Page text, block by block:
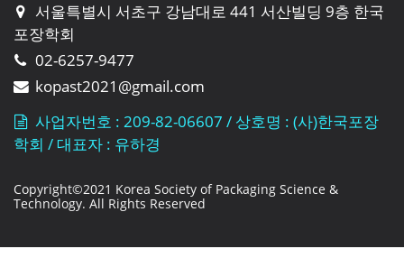
서울특별시 서초구 강남대로 441 서산빌딩 9층 한국
포장학회
02-6257-9477
kopast2021@gmail.com
사업자번호 : 209-82-06607 / 상호명 : (사)한국포장
학회 / 대표자 : 유하경
Copyright©2021 Korea Society of Packaging Science &
Technology. All Rights Reserved